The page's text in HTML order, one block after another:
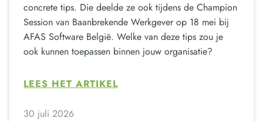
concrete tips. Die deelde ze ook tijdens de Champion
Session van Baanbrekende Werkgever op 18 mei bij
AFAS Software België. Welke van deze tips zou je
ook kunnen toepassen binnen jouw organisatie?
LEES HET ARTIKEL
30 juli 2026